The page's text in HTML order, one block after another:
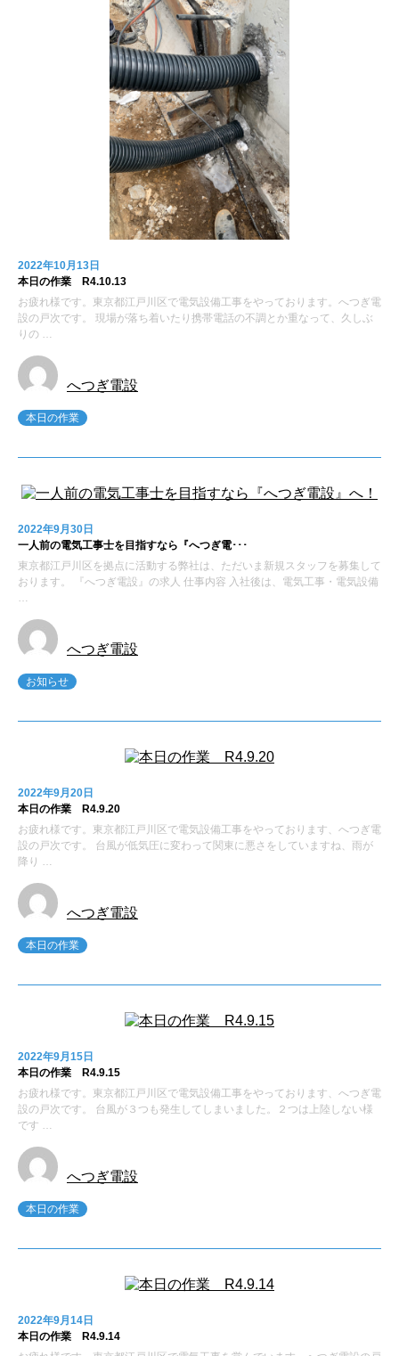
2022年10月13日
本日の作業 R4.10.13
お疲れ様です。東京都江戸川区で電気設備工事をやっております。へつぎ電
設の戸次です。 現場が落ち着いたり携帯電話の不調とか重なって、久しぶ
りの …
へつぎ電設
本日の作業
2022年9月30日
一人前の電気工事士を目指すなら『へつぎ電･･･
東京都江戸川区を拠点に活動する弊社は、ただいま新規スタッフを募集して
おります。 『へつぎ電設』の求人 仕事内容 入社後は、電気工事・電気設備
…
へつぎ電設
お知らせ
2022年9月20日
本日の作業 R4.9.20
お疲れ様です。東京都江戸川区で電気設備工事をやっております、へつぎ電
設の戸次です。 台風が低気圧に変わって関東に悪さをしていますね、雨が
降り …
へつぎ電設
本日の作業
2022年9月15日
本日の作業 R4.9.15
お疲れ様です。東京都江戸川区で電気設備工事をやっております、へつぎ電
設の戸次です。 台風が３つも発生してしまいました。２つは上陸しない様
です …
へつぎ電設
本日の作業
2022年9月14日
本日の作業 R4.9.14